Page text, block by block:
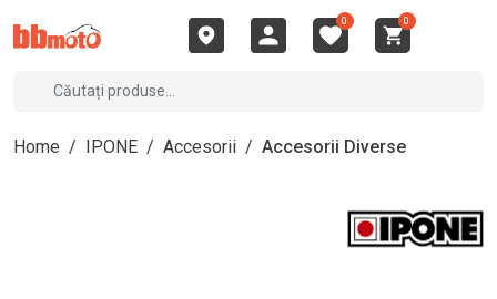
0 0
Home / IPONE / Accesorii / Accesorii Diverse